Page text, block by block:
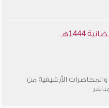
الأرشيفية من